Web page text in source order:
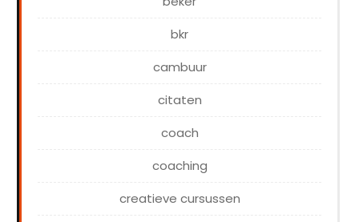
bkr
cambuur
citaten
coach
coaching
creatieve cursussen